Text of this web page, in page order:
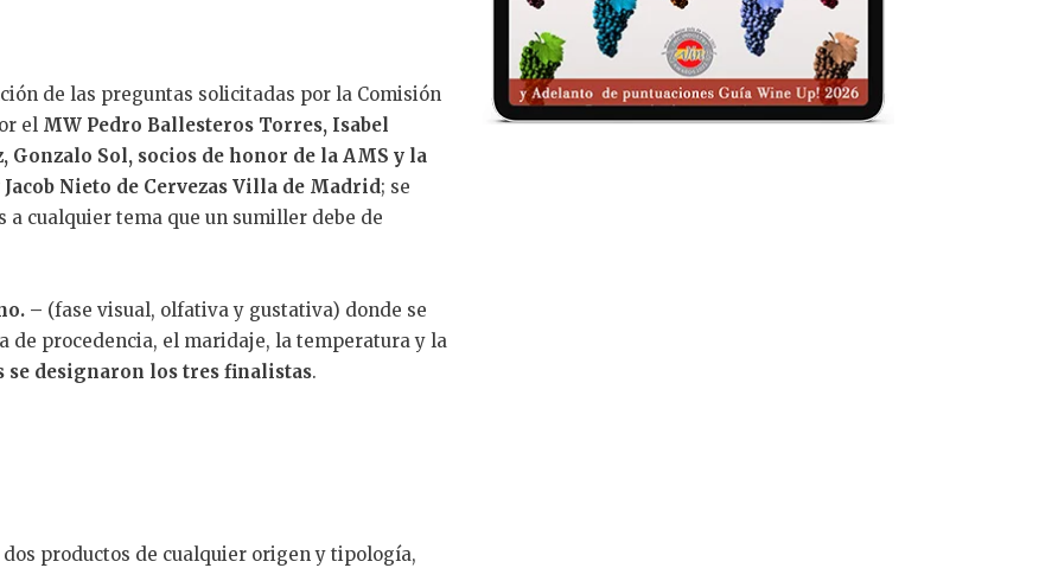
de las preguntas solicitadas por la Comisión
el MW Pedro Ballesteros Torres, Isabel
Gonzalo Sol, socios de honor de la AMS y la
Nieto de Cervezas Villa de Madrid; se
cualquier tema que un sumiller debe de
– (fase visual, olfativa y gustativa) donde se
de procedencia, el maridaje, la temperatura y la
se designaron los tres finalistas.
dos productos de cualquier origen y tipología,